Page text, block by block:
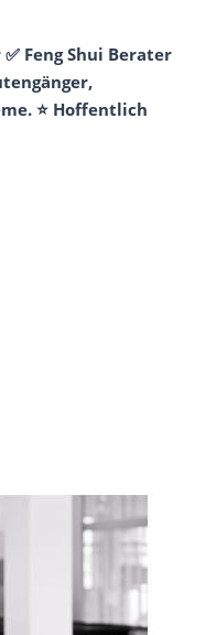
Feng Shui Berater
⭐ Hoffentlich